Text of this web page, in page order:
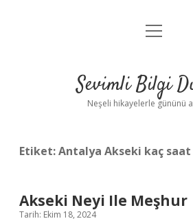
Anasayfa
Yasal Uyarı
menüyü
Sevimli Bilgi
Neşeli hikayelerle gününü
Etiket:Antalya Akseki kaç
Akseki Neyi Ile Meşhur
Tarih: Ekim 18, 2024